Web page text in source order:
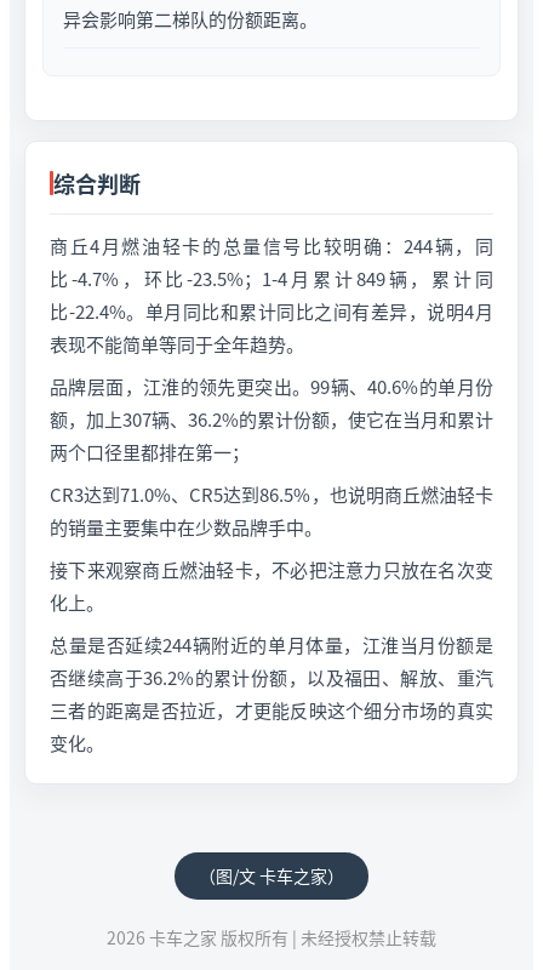
异会影响第二梯队的份额距离。
综合判断
商丘4月燃油轻卡的总量信号比较明确：244辆，同
比-4.7%，环比-23.5%；1-4月累计849辆，累计同
比-22.4%。单月同比和累计同比之间有差异，说明4月
表现不能简单等同于全年趋势。
品牌层面，江淮的领先更突出。99辆、40.6%的单月份
额，加上307辆、36.2%的累计份额，使它在当月和累计
两个口径里都排在第一；
CR3达到71.0%、CR5达到86.5%，也说明商丘燃油轻卡
的销量主要集中在少数品牌手中。
接下来观察商丘燃油轻卡，不必把注意力只放在名次变
化上。
总量是否延续244辆附近的单月体量，江淮当月份额是
否继续高于36.2%的累计份额，以及福田、解放、重汽
三者的距离是否拉近，才更能反映这个细分市场的真实
变化。
（图/文 卡车之家）
2026 卡车之家 版权所有 | 未经授权禁止转载